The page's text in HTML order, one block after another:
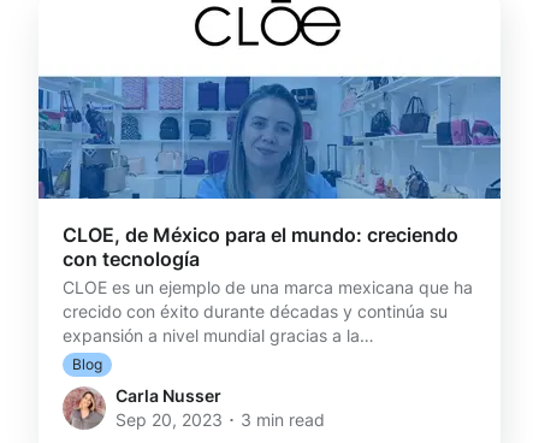
gestionar todos los aspectos logísticos relacionados
CLOE, de México para el mundo: creciendo
con tecnología
CLOE es un ejemplo de una marca mexicana que ha
crecido con éxito durante décadas y continúa su
expansión a nivel mundial gracias a la
implementación de herramientas tecnológicas como
Reversso. Más de 30 años de aprendizaje y mejoras
La icónica marca de maletas, bolsos y accesorios,
fundada en 1987 en Guadalajara, ha recorrido un
Blog
Carla Nusser
Sep 20, 2023 ･ 3 min read